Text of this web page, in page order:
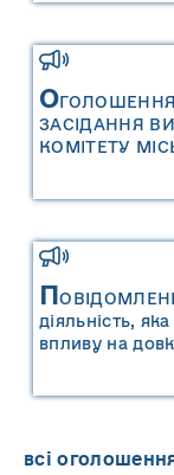
управління
міської
О
ЗАСІДАННЯ
КОМІТЕТУ
П
діяльність,
впливу на
всі